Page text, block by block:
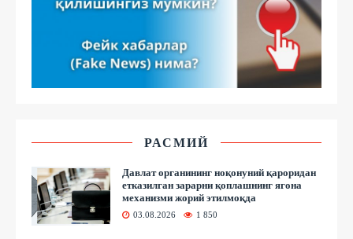
РАСМИЙ
Давлат органининг ноқонуний қароридан
етказилган зарарни қоплашнинг ягона
механизми жорий этилмоқда
03.08.2026 1 850